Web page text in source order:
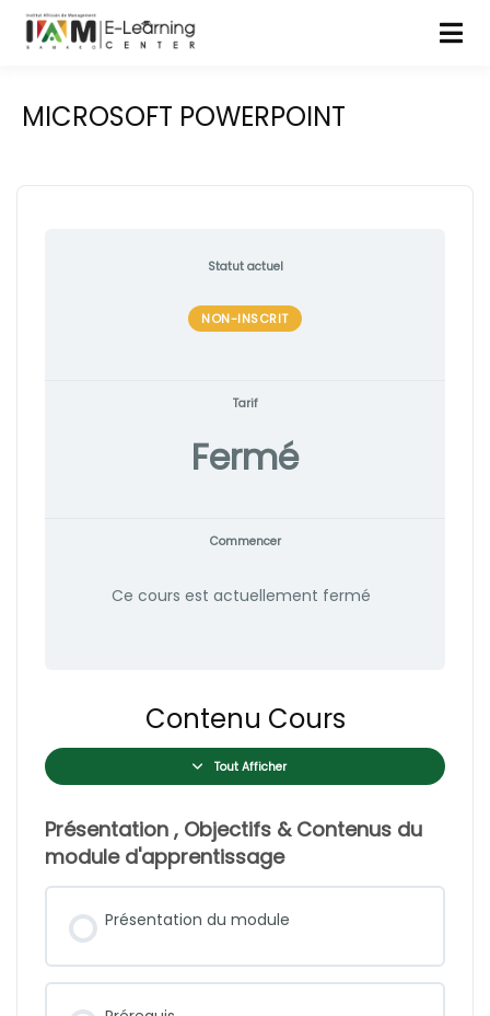
MICROSOFT POWERPOINT
Statut actuel
NON-INSCRIT
Tarif
Fermé
Commencer
Ce cours est actuellement fermé
Contenu Cours
Tout Afficher
Présentation , Objectifs & Contenus du
module d'apprentissage
Présentation du module